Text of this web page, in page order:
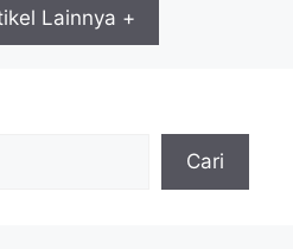
Lainnya +
Cari